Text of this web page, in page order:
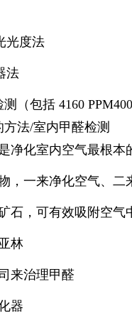
度法
法
包括 4160
法/室内甲醛检测
化室内空气最根本
一来净化空气、二
，可有效吸附空气
林
治理甲醛
器